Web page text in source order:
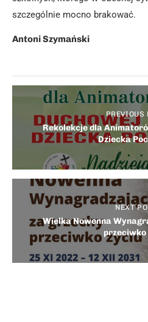
szczególnie mocno brakować.
Antoni Szymański
PREVIOUS
Rekolekcje dla
Dziecka
NEXT
Wielka Nowenna
przeciwko